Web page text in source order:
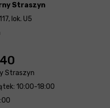
Straszyn
lok. U5
Straszyn
10:00-18:00